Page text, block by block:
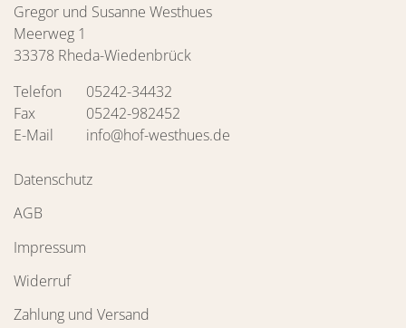
Gregor und Susanne Westhues
Meerweg 1
33378 Rheda-Wiedenbrück
Telefon
05242-34432
Fax
05242-982452
E-Mail
info@hof-westhues.de
Datenschutz
AGB
Impressum
Widerruf
Zahlung und Versand